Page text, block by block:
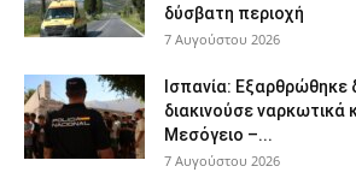
δύσβατη περιοχή
7 Αυγούστου 2026
Ισπανία: Εξαρθρώθηκε
διακινούσε ναρκωτικά
Μεσόγειο –...
7 Αυγούστου 2026